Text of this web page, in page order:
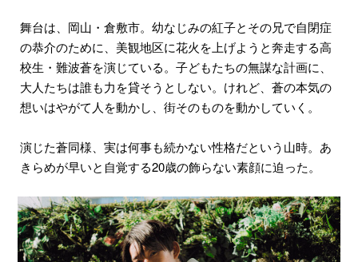
舞台は、岡山・倉敷市。幼なじみの紅子とその兄で自閉症
の恭介のために、美観地区に花火を上げようと奔走する高
校生・難波蒼を演じている。子どもたちの無謀な計画に、
大人たちは誰も力を貸そうとしない。けれど、蒼の本気の
想いはやがて人を動かし、街そのものを動かしていく。
演じた蒼同様、実は何事も続かない性格だという山時。あ
きらめが早いと自覚する20歳の飾らない素顔に迫った。